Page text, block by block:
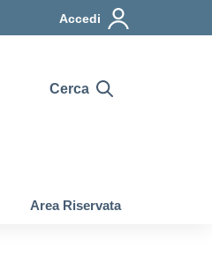
Accedi
Cerca
Area Riservata